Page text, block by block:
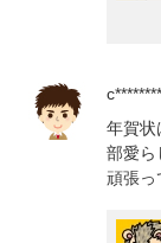
年賀状
部愛ら
頑張っ